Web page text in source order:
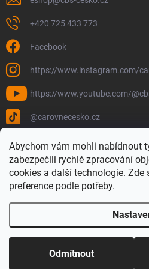
Abychom vám mohli nabídnout
zabezpečili rychlé zpracování
cookies a další technologie. Zde
preference podle potřeby.
Odmítnout
+420 725 433 773
Facebook
https://www.instagram.com/
https://www.youtube.com/
@carovnecesko.cz
Vytvořil
Copyright 2026Čarovné Česko - Knihy,
práva vyhrazena.
Upravit